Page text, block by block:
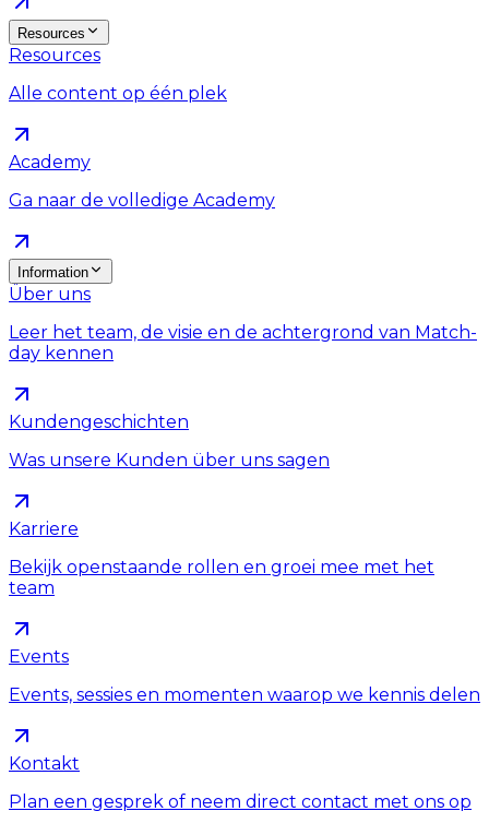
Resources
Resources
Alle content op één plek
Academy
Ga naar de volledige Academy
Information
Über uns
Leer het team, de visie en de achtergrond van Match-
day kennen
Kundengeschichten
Was unsere Kunden über uns sagen
Karriere
Bekijk openstaande rollen en groei mee met het
team
Events
Events, sessies en momenten waarop we kennis delen
Kontakt
Plan een gesprek of neem direct contact met ons op